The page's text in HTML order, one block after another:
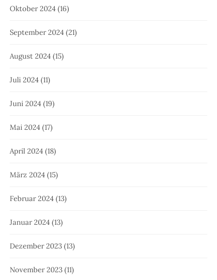
Oktober 2024 (16)
September 2024 (21)
August 2024 (15)
Juli 2024 (11)
Juni 2024 (19)
Mai 2024 (17)
April 2024 (18)
März 2024 (15)
Februar 2024 (13)
Januar 2024 (13)
Dezember 2023 (13)
November 2023 (11)